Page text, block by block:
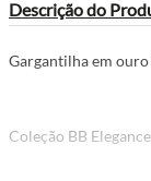
Descrição do
Gargantilha em
Coleção BB Elegance